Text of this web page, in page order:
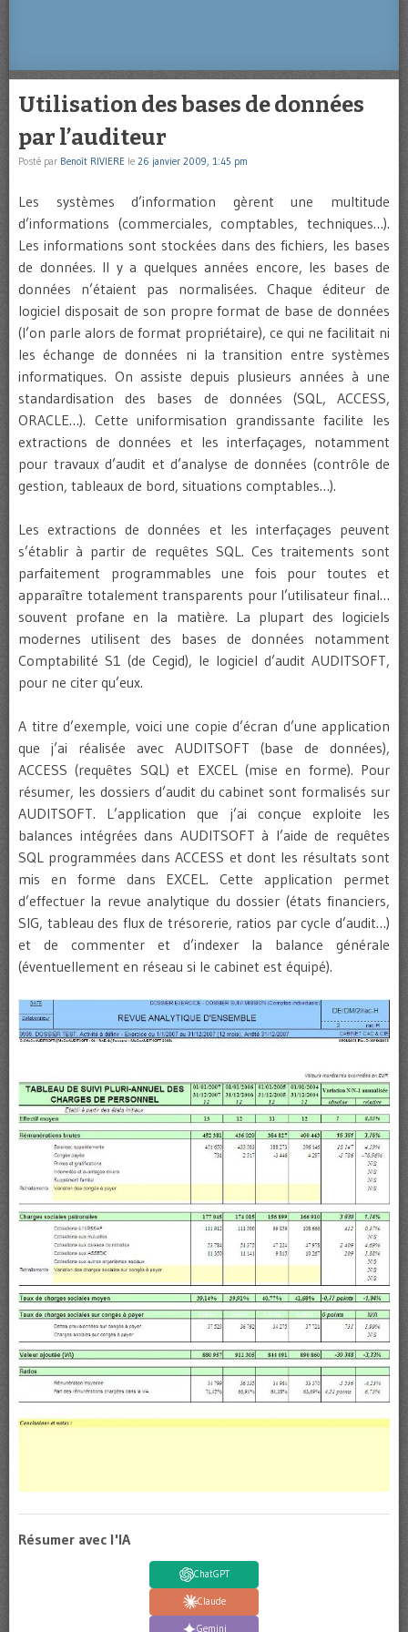
Utilisation des bases de données
par l’auditeur
Posté par Benoît RIVIERE le 26 janvier 2009, 1:45 pm
Les systèmes d’information gèrent une multitude
d’informations (commerciales, comptables, techniques…).
Les informations sont stockées dans des fichiers, les bases
de données. Il y a quelques années encore, les bases de
données n’étaient pas normalisées. Chaque éditeur de
logiciel disposait de son propre format de base de données
(l’on parle alors de format propriétaire), ce qui ne facilitait ni
les échange de données ni la transition entre systèmes
informatiques. On assiste depuis plusieurs années à une
standardisation des bases de données (SQL, ACCESS,
ORACLE…). Cette uniformisation grandissante facilite les
extractions de données et les interfaçages, notamment
pour travaux d’audit et d’analyse de données (contrôle de
gestion, tableaux de bord, situations comptables…).
Les extractions de données et les interfaçages peuvent
s’établir à partir de requêtes SQL. Ces traitements sont
parfaitement programmables une fois pour toutes et
apparaître totalement transparents pour l’utilisateur final…
souvent profane en la matière. La plupart des logiciels
modernes utilisent des bases de données notamment
Comptabilité S1 (de Cegid), le logiciel d’audit AUDITSOFT,
pour ne citer qu’eux.
A titre d’exemple, voici une copie d’écran d’une application
que j’ai réalisée avec AUDITSOFT (base de données),
ACCESS (requêtes SQL) et EXCEL (mise en forme). Pour
résumer, les dossiers d’audit du cabinet sont formalisés sur
AUDITSOFT. L’application que j’ai conçue exploite les
balances intégrées dans AUDITSOFT à l’aide de requêtes
SQL programmées dans ACCESS et dont les résultats sont
mis en forme dans EXCEL. Cette application permet
d’effectuer la revue analytique du dossier (états financiers,
SIG, tableau des flux de trésorerie, ratios par cycle d’audit…)
et de commenter et d’indexer la balance générale
(éventuellement en réseau si le cabinet est équipé).
Résumer avec l'IA
ChatGPT
Claude
Gemini